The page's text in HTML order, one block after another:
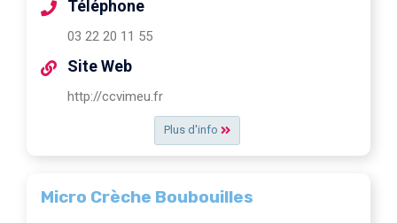
Plus d'info
Téléphone
03 22 20 11 55
Site Web
http://ccvimeu.fr
Micro Crèche Boubouilles